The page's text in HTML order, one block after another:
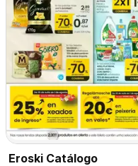
Eroski Catálogo